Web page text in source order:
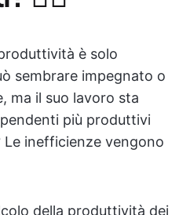
è solo
sembrare impegnato o
ma il suo lavoro sta
più produttivi
inefficienze vengono
della produttività dei